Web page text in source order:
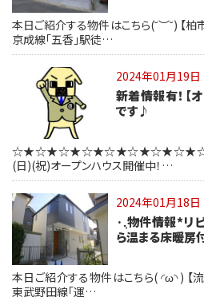
本日ご紹介する物件はこちら(˘︶˘) 【
京成線「五香」駅徒…
2024年01月19日
新着情報有！【
です♪
(日)(祝)オープンハウス開催中！…
2024年01月18日
·.̩物件情報*リ
ら温まる床暖房
本日ご紹介する物件はこちら( ◜ω◝ )
東武野田線「運…